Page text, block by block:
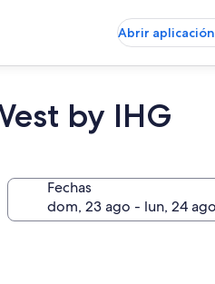
Abrir aplicación
by IHG
Fechas